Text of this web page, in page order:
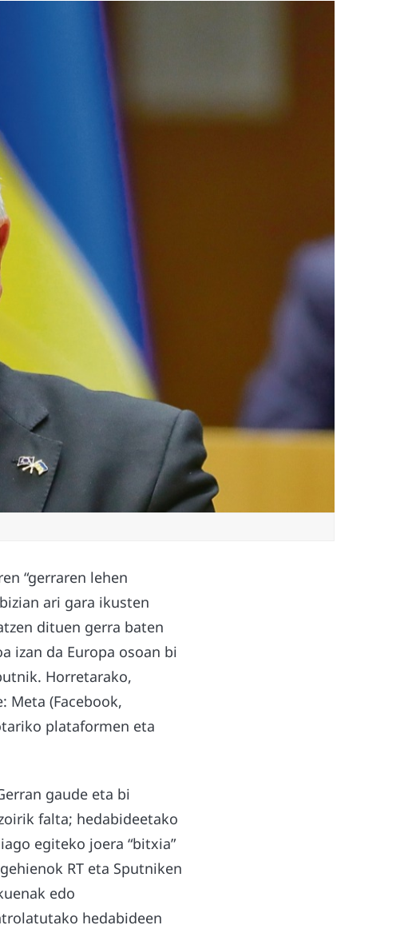
“gerraren lehen
ari gara ikusten
dituen gerra baten
izan da Europa osoan bi
Horretarako,
Meta (Facebook,
plataformen eta
gaude eta bi
falta; hedabideetako
egiteko joera “bitxia”
RT eta Sputniken
edo
hedabideen